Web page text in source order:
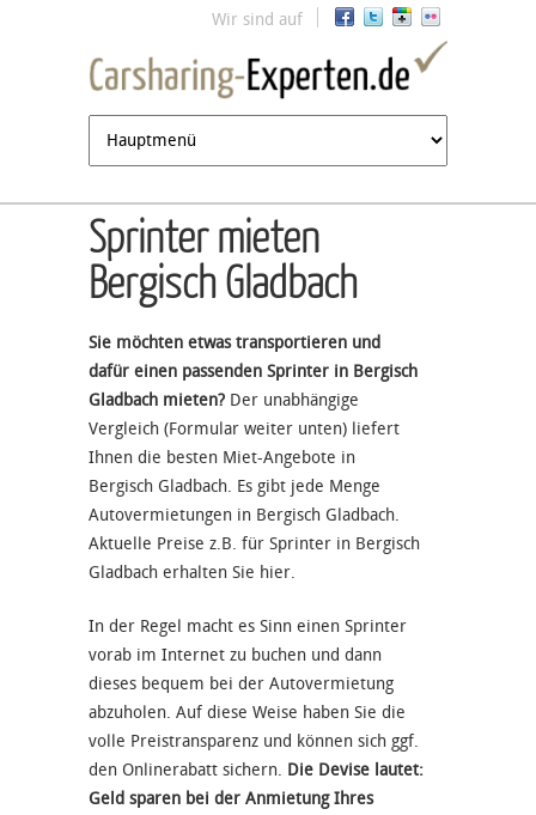
Jump to navigation
Wir sind auf
Sprinter mieten
Bergisch Gladbach
Sie möchten etwas transportieren und
dafür einen passenden Sprinter in Bergisch
Gladbach mieten? Der unabhängige
Vergleich (Formular weiter unten) liefert
Ihnen die besten Miet-Angebote in
Bergisch Gladbach. Es gibt jede Menge
Autovermietungen in Bergisch Gladbach.
Aktuelle Preise z.B. für Sprinter in Bergisch
Gladbach erhalten Sie hier.
In der Regel macht es Sinn einen Sprinter
vorab im Internet zu buchen und dann
dieses bequem bei der Autovermietung
abzuholen. Auf diese Weise haben Sie die
volle Preistransparenz und können sich ggf.
den Onlinerabatt sichern. Die Devise lautet:
Geld sparen bei der Anmietung Ihres